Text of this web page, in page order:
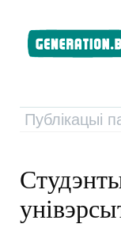
Публікацыі